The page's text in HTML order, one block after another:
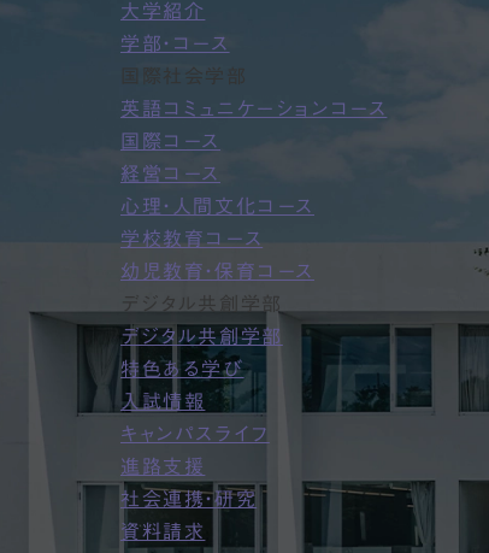
大学紹介
学部・コース
国際社会学部
英語コミュニケーションコース
国際コース
経営コース
心理・人間文化コース
学校教育コース
幼児教育・保育コース
デジタル共創学部
デジタル共創学部
特色ある学び
入試情報
キャンパスライフ
進路支援
社会連携・研究
資料請求